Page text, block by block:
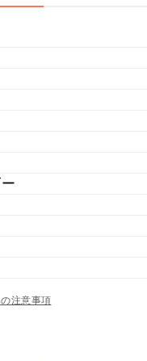
注意事項